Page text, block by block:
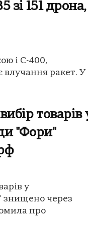
зі 151 дрона,
і С-400,
влучання ракет. У
товарів
"Фори"
у
знищено через
про